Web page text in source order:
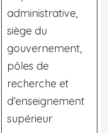
administrative,
siège du
gouvernement,
pôles de
recherche et
d’enseignement
supérieur